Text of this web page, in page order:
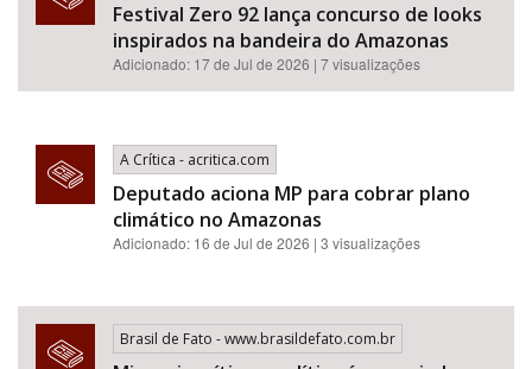
Festival Zero 92 lança concurso de looks
inspirados na bandeira do Amazonas
Adicionado: 17 de Jul de 2026 | 7 visualizações
A Crítica - acritica.com
Deputado aciona MP para cobrar plano
climático no Amazonas
Adicionado: 16 de Jul de 2026 | 3 visualizações
Brasil de Fato - www.brasildefato.com.br